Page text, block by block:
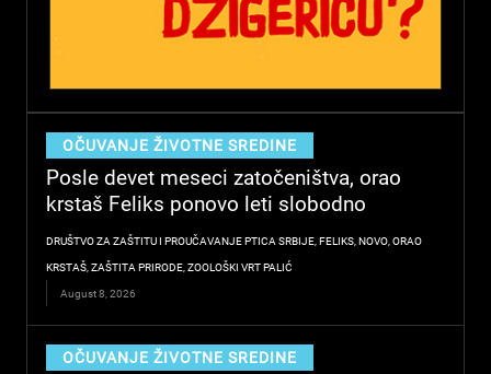
OČUVANJE ŽIVOTNE SREDINE
Posle devet meseci zatočeništva, orao
krstaš Feliks ponovo leti slobodno
DRUŠTVO ZA ZAŠTITU I PROUČAVANJE PTICA SRBIJE,FELIKS,NOVO,ORAO
KRSTAŠ,ZAŠTITA PRIRODE,ZOOLOŠKI VRT PALIĆ
August 8, 2026
OČUVANJE ŽIVOTNE SREDINE